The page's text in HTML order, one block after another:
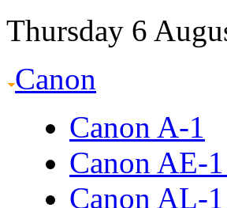
Thursday 6
Canon
Canon A-1
Canon AE-
Canon AL-1